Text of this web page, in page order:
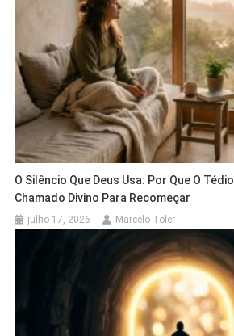
O Silêncio Que Deus Usa: Por Que O
Chamado Divino Para Recomeçar
julho 17, 2026 Marcelo Toler